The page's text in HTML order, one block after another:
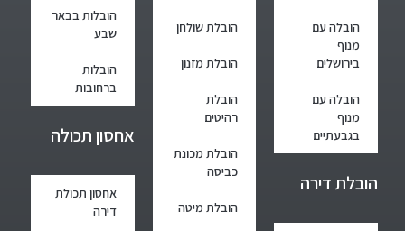
הובלה עם
מנוף
בירושלים
הובלה עם
מנוף
בגבעתיים
הובלת דירה
הובלת שולחן
הובלת מזנון
הובלת
רהיטים
הובלת מכונת
כביסה
הובלת מיטה
הובלות בבאר
שבע
הובלות
ברחובות
אחסון תכולה
אחסון תכולת
דירה